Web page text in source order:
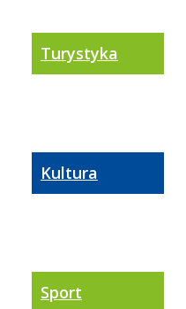
Turystyka
Kultura
Sport